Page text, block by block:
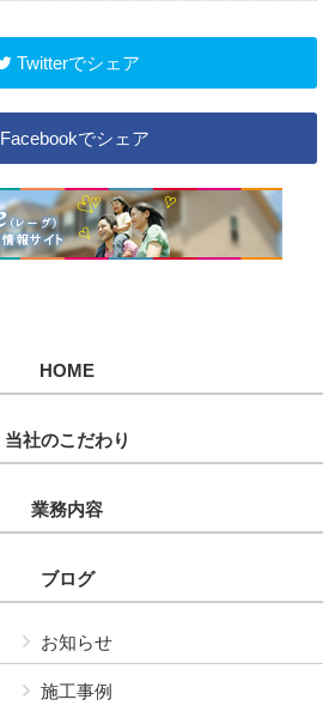
Twitterでシェア
Facebookでシェア
HOME
当社のこだわり
業務内容
ブログ
お知らせ
施工事例